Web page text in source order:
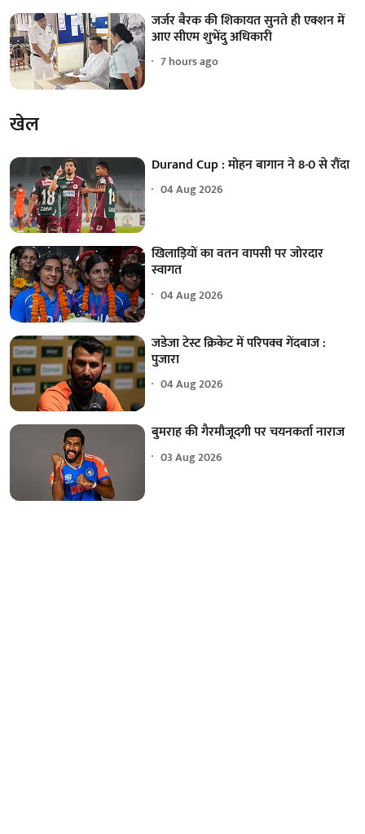
जर्जर बैरक की शिकायत सुनते ही एक्शन में
आए सीएम शुभेंदु अधिकारी
7 hours ago
खेल
Durand Cup : मोहन बागान ने 8-0 से रौंदा
04 Aug 2026
खिलाड़ियों का वतन वापसी पर जोरदार
स्वागत
04 Aug 2026
जडेजा टेस्ट क्रिकेट में परिपक्व गेंदबाज :
पुजारा
04 Aug 2026
बुमराह की गैरमौजूदगी पर चयनकर्ता नाराज
03 Aug 2026